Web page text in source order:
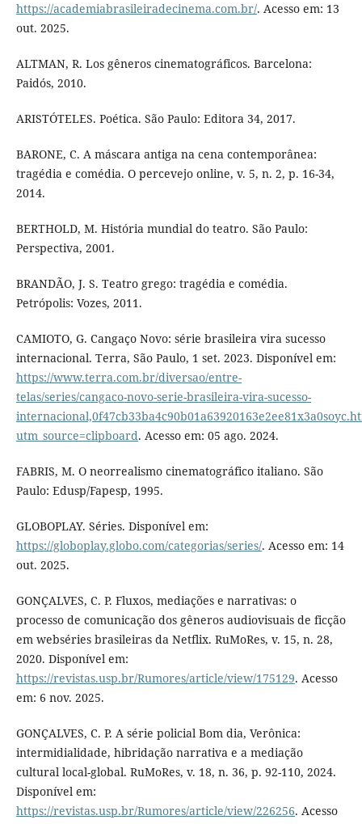
https://academiabrasileiradecinema.com.br/. Acesso em: 13
out. 2025.
ALTMAN, R. Los gêneros cinematográficos. Barcelona:
Paidós, 2010.
ARISTÓTELES. Poética. São Paulo: Editora 34, 2017.
BARONE, C. A máscara antiga na cena contemporânea:
tragédia e comédia. O percevejo online, v. 5, n. 2, p. 16-34,
2014.
BERTHOLD, M. História mundial do teatro. São Paulo:
Perspectiva, 2001.
BRANDÃO, J. S. Teatro grego: tragédia e comédia.
Petrópolis: Vozes, 2011.
CAMIOTO, G. Cangaço Novo: série brasileira vira sucesso
internacional. Terra, São Paulo, 1 set. 2023. Disponível em:
https://www.terra.com.br/diversao/entre-
telas/series/cangaco-novo-serie-brasileira-vira-sucesso-
utm_source=clipboard. Acesso em: 05 ago. 2024.
FABRIS, M. O neorrealismo cinematográfico italiano. São
Paulo: Edusp/Fapesp, 1995.
GLOBOPLAY. Séries. Disponível em:
https://globoplay.globo.com/categorias/series/. Acesso em: 14
out. 2025.
GONÇALVES, C. P. Fluxos, mediações e narrativas: o
processo de comunicação dos gêneros audiovisuais de ficção
em webséries brasileiras da Netflix. RuMoRes, v. 15, n. 28,
2020. Disponível em:
https://revistas.usp.br/Rumores/article/view/175129. Acesso
em: 6 nov. 2025.
GONÇALVES, C. P. A série policial Bom dia, Verônica:
intermidialidade, hibridação narrativa e a mediação
cultural local-global. RuMoRes, v. 18, n. 36, p. 92-110, 2024.
Disponível em:
https://revistas.usp.br/Rumores/article/view/226256. Acesso